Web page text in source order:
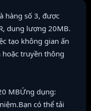
hàng số 3, được
dung lượng 20MB.
tạo không gian ấn
truyền thông
MBỨng dụng:
có thể tải